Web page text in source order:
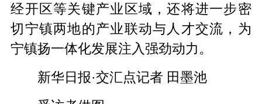
经开区等关键产业区域，还将进一步密
切宁镇两地的产业联动与人才交流，为
宁镇扬一体化发展注入强劲动力。
新华日报·交汇点记者 田墨池